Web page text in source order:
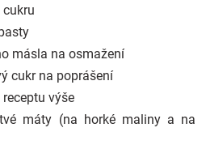
másla na osmažení
cukr na poprášení
výše
máty (na horké maliny a na